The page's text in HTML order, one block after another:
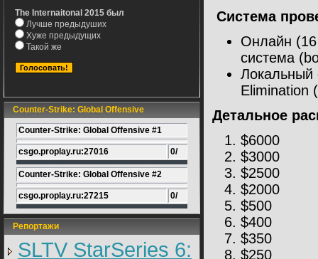
The Internaitonal 2015 был
Лучше предыдуших
Хуже предыдущих
Такой же
Counter-Strike: Global Offensive
Counter-Strike: Global Offensive #1
csgo.proplay.ru:27016 0/
Counter-Strike: Global Offensive #2
csgo.proplay.ru:27215 0/
Репортажи
SLTV StarSeries 6:
Система
Онлайн
система
Elimination
Детальное
$6000
$3000
$2500
$2000
$500
$400
$350
$250